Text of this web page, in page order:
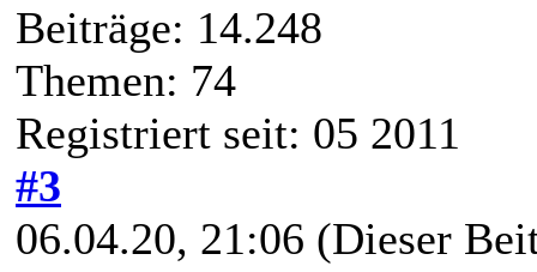
Beiträge: 14.248
Themen: 74
Registriert seit: 05 2011
#3
06.04.20, 21:06 (Dieser